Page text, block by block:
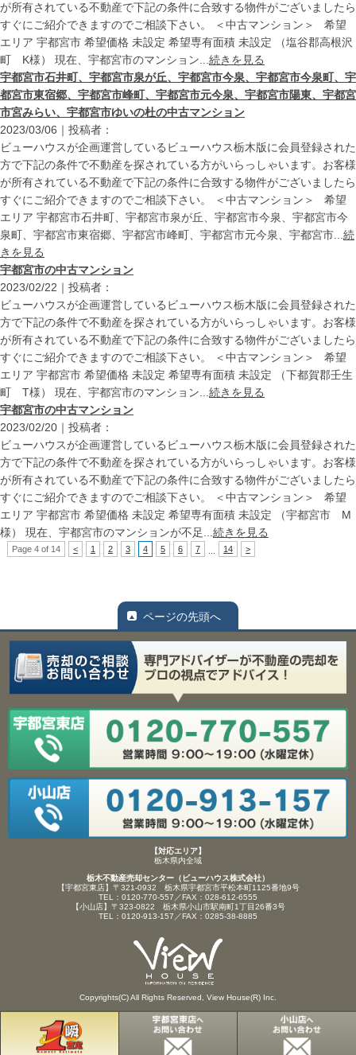
が所有されている不動産で下記の条件に合致する物件がございましたら
すぐにご紹介できますのでご相談下さい。 ＜中古マンション＞ 希望
エリア 宇都宮市 希望価格 未設定 希望専有面積 未設定 （塩谷郡高根沢
町 K様） 現在、宇都宮市のマンション... 続きを見る
宇都宮市石井町、宇都宮市泉が丘、宇都宮市今泉、宇都宮市今泉町、宇
都宮市東宿郷、宇都宮市峰町、宇都宮市元今泉、宇都宮市陽東、宇都宮
市宮みらい、宇都宮市ゆいの杜の中古マンション
2023/03/06｜投稿者：
ビューハウスが企画運営しているビューハウス栃木版に会員登録された
方で下記の条件で不動産を探されている方がいらっしゃいます。お客様
が所有されている不動産で下記の条件に合致する物件がございましたら
すぐにご紹介できますのでご相談下さい。 ＜中古マンション＞ 希望
エリア 宇都宮市石井町、宇都宮市泉が丘、宇都宮市今泉、宇都宮市今
泉町、宇都宮市東宿郷、宇都宮市峰町、宇都宮市元今泉、宇都宮市... 続
きを見る
宇都宮市の中古マンション
2023/02/22｜投稿者：
ビューハウスが企画運営しているビューハウス栃木版に会員登録された
方で下記の条件で不動産を探されている方がいらっしゃいます。お客様
が所有されている不動産で下記の条件に合致する物件がございましたら
すぐにご紹介できますのでご相談下さい。 ＜中古マンション＞ 希望
エリア 宇都宮市 希望価格 未設定 希望専有面積 未設定 （下都賀郡壬生
町 T様） 現在、宇都宮市のマンション... 続きを見る
宇都宮市の中古マンション
2023/02/20｜投稿者：
ビューハウスが企画運営しているビューハウス栃木版に会員登録された
方で下記の条件で不動産を探されている方がいらっしゃいます。お客様
が所有されている不動産で下記の条件に合致する物件がございましたら
すぐにご紹介できますのでご相談下さい。 ＜中古マンション＞ 希望
エリア 宇都宮市 希望価格 未設定 希望専有面積 未設定 （宇都宮市 M
様） 現在、宇都宮市のマンションが不足... 続きを見る
Page 4 of 14 < 1 2 3 4 5 6 7 14 >
ページの先頭へ
【対応エリア】
栃木県内全域
栃木不動産売却センター（ビューハウス株式会社）
【宇都宮東店】〒321-0932 栃木県宇都宮市平松本町1125番地9号
TEL：0120-770-557／FAX：028-612-6555
【小山店】〒323-0822 栃木県小山市駅南町1丁目26番3号
TEL：0120-913-157／FAX：0285-38-8885
Copyrights(C) All Rights Reserved, View House(R) Inc.